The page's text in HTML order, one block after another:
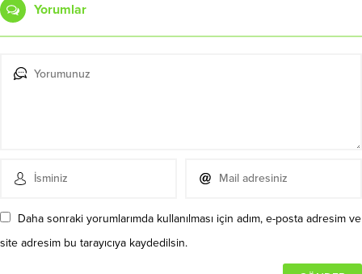
Yorumlar
Daha sonraki yorumlarımda kullanılması için adım, e-posta adresim ve
site adresim bu tarayıcıya kaydedilsin.